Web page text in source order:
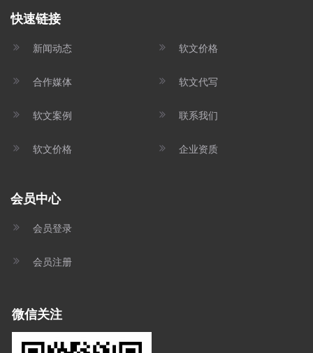
快速链接
新闻动态
合作媒体
软文案例
软文价格
软文价格
软文代写
联系我们
企业资质
会员中心
会员登录
会员注册
微信关注